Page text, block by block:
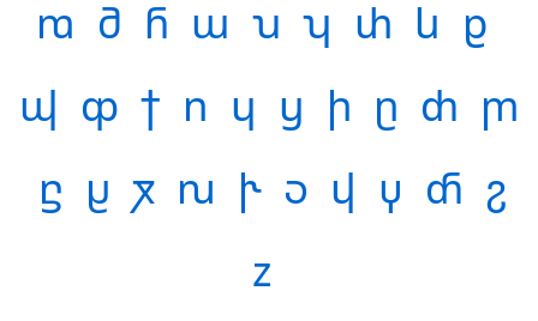
ⴊ ⴋ ⴌ ⴍ ⴎ ⴏ ⴐ ⴑ ⴒ
ⴓ ⴔ ⴕ ⴖ ⴗ ⴘ ⴙ ⴚ ⴛ ⴜ
ⴝ ⴞ ⴟ ⴠ ⴡ ⴢ ⴣ ⴤ ⴥ ⴧ
ⴭ